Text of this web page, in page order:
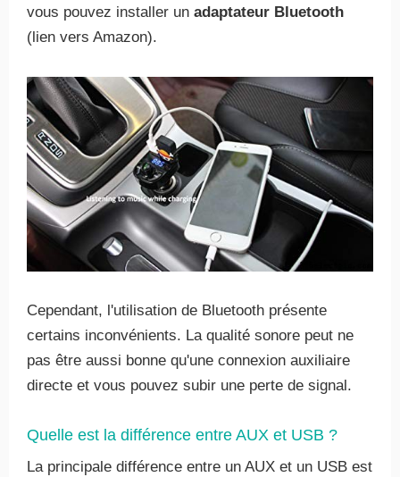
vous pouvez installer un adaptateur Bluetooth
(lien vers Amazon).
Cependant, l'utilisation de Bluetooth présente
certains inconvénients. La qualité sonore peut ne
pas être aussi bonne qu'une connexion auxiliaire
directe et vous pouvez subir une perte de signal.
Quelle est la différence entre AUX et USB ?
La principale différence entre un AUX et un USB est